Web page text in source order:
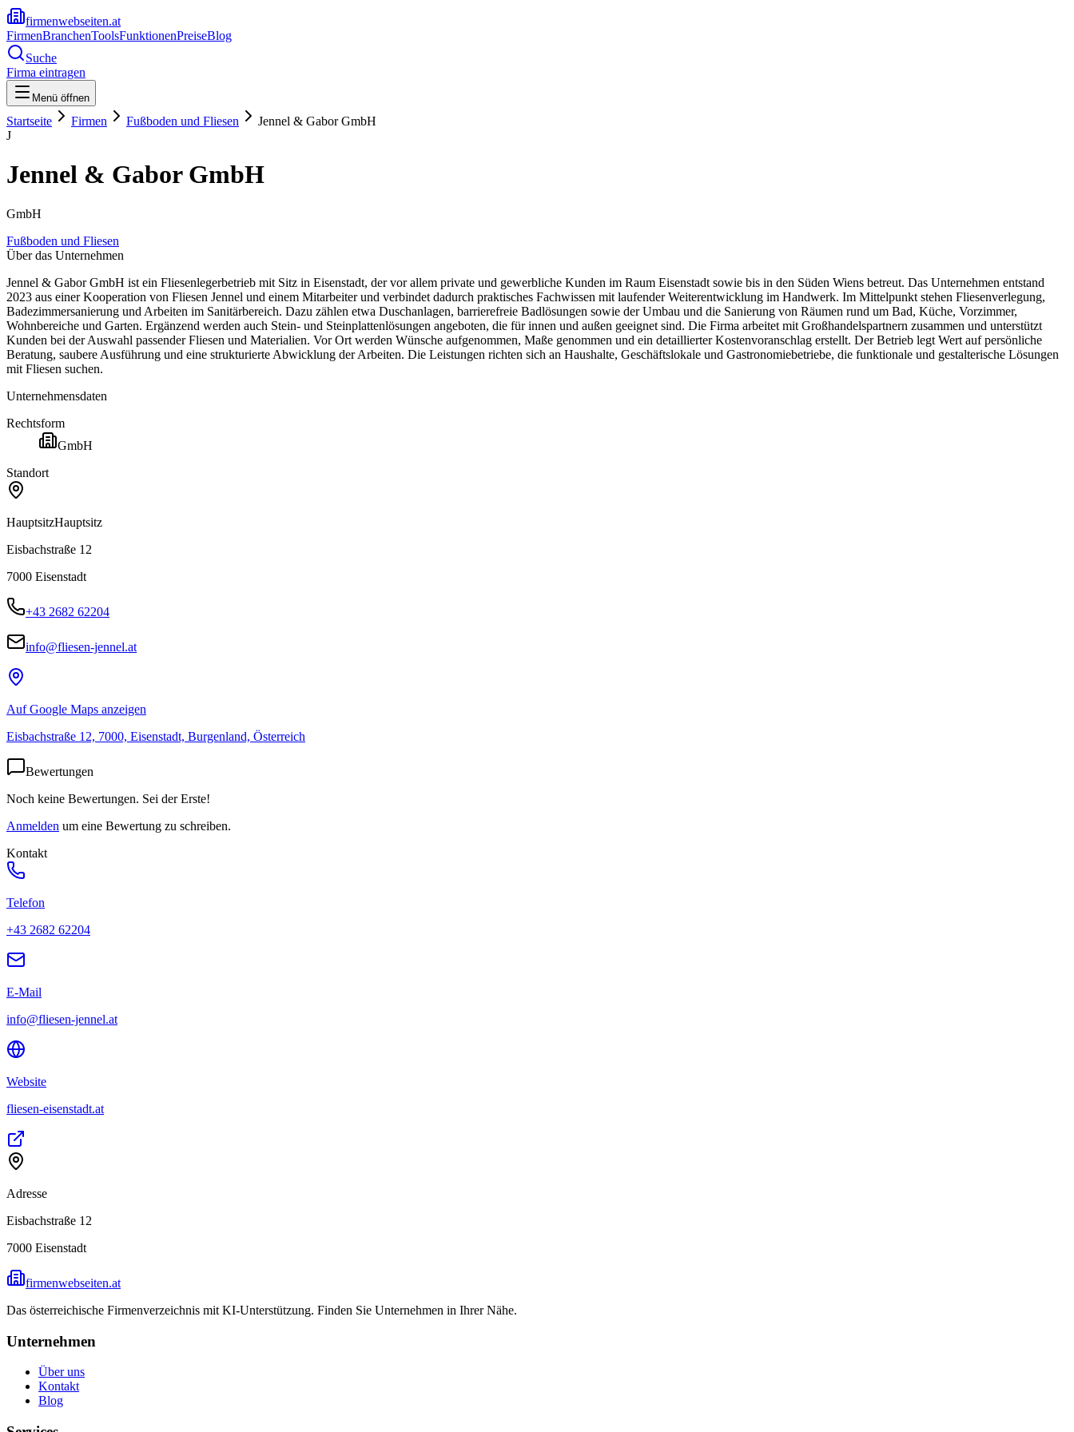
firmenwebseiten.at
FirmenBranchenToolsFunktionenPreiseBlog
Suche
Firma eintragen
Menü öffnen
Startseite Firmen Fußboden und Fliesen
Jennel & Gabor GmbH
J
Jennel & Gabor GmbH
GmbH
Fußboden und Fliesen
Über das Unternehmen
Jennel & Gabor GmbH ist ein Fliesenlegerbetrieb mit Sitz in Eisenstadt, der vor allem private und gewerbliche Kunden im Raum Eisenstadt sowie bis in den Süden Wiens betreut. Das Unternehmen entstand
2023 aus einer Kooperation von Fliesen Jennel und einem Mitarbeiter und verbindet dadurch praktisches Fachwissen mit laufender Weiterentwicklung im Handwerk. Im Mittelpunkt stehen Fliesenverlegung,
Badezimmersanierung und Arbeiten im Sanitärbereich. Dazu zählen etwa Duschanlagen, barrierefreie Badlösungen sowie der Umbau und die Sanierung von Räumen rund um Bad, Küche, Vorzimmer,
Wohnbereiche und Garten. Ergänzend werden auch Stein- und Steinplattenlösungen angeboten, die für innen und außen geeignet sind. Die Firma arbeitet mit Großhandelspartnern zusammen und unterstützt
Kunden bei der Auswahl passender Fliesen und Materialien. Vor Ort werden Wünsche aufgenommen, Maße genommen und ein detaillierter Kostenvoranschlag erstellt. Der Betrieb legt Wert auf persönliche
Beratung, saubere Ausführung und eine strukturierte Abwicklung der Arbeiten. Die Leistungen richten sich an Haushalte, Geschäftslokale und Gastronomiebetriebe, die funktionale und gestalterische Lösungen
mit Fliesen suchen.
Unternehmensdaten
Rechtsform
GmbH
Standort
HauptsitzHauptsitz
Eisbachstraße 12
7000 Eisenstadt
+43 2682 62204
info@fliesen-jennel.at
Auf Google Maps anzeigen
Eisbachstraße 12, 7000, Eisenstadt, Burgenland, Österreich
Bewertungen
Noch keine Bewertungen. Sei der Erste!
Anmelden um eine Bewertung zu schreiben.
Kontakt
Telefon
+43 2682 62204
E-Mail
info@fliesen-jennel.at
Website
fliesen-eisenstadt.at
Adresse
Eisbachstraße 12
7000 Eisenstadt
firmenwebseiten.at
Das österreichische Firmenverzeichnis mit KI-Unterstützung. Finden Sie Unternehmen in Ihrer Nähe.
Unternehmen
Über uns
Kontakt
Blog